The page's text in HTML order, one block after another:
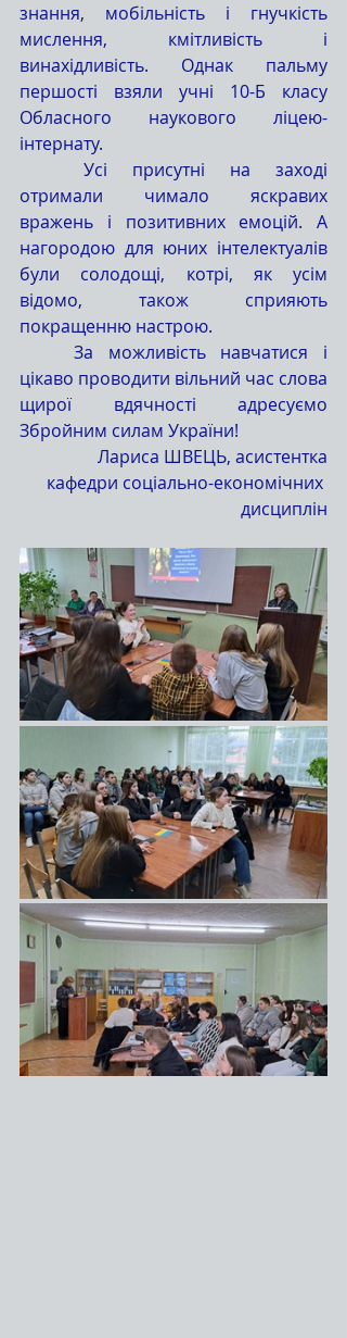
знання, мобільність і гнучкість
мислення, кмітливість і
винахідливість. Однак пальму
першості взяли учні 10-Б класу
Обласного наукового ліцею-
інтернату.
отримали чимало яскравих
вражень і позитивних емоцій. А
нагородою для юних інтелектуалів
були солодощі, котрі, як усім
відомо, також сприяють
покращенню настрою.
цікаво проводити вільний час слова
щирої вдячності адресуємо
Збройним силам України!
Лариса ШВЕЦЬ, асистентка
дисциплін